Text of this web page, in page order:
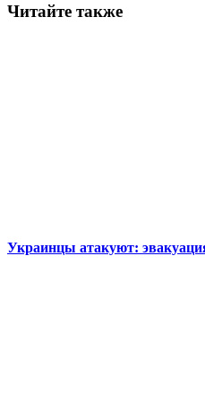
Читайте также
Украинцы атакуют: